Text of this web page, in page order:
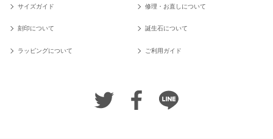
サイズガイド 修理・お直しについて
刻印について 誕生石について
ラッピングについて ご利用ガイド